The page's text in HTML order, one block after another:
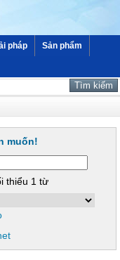
pháp Sản phẩm
muốn!
thiểu 1 từ